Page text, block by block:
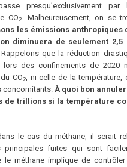
presqu’exclusivement
CO2. Malheureusement, on se
les émissions anthropiques
diminuera de seulement 2,5
Rappelons que la réduction
lors des confinements de 2020
CO2, ni celle de la température,
concomitants. À quoi bon
de trillions si la température
le cas du méthane, il serait
principales fuites qui sont
le méthane implique de